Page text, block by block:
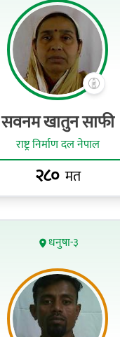
सवनम खातुन साफी
राष्ट्र निर्माण दल नेपाल
२८० मत
धनुषा-३